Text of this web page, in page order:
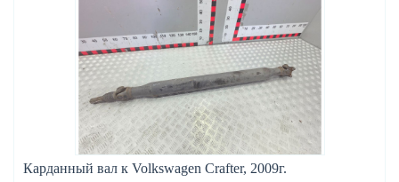
Карданный вал к Volkswagen Crafter, 2009г.